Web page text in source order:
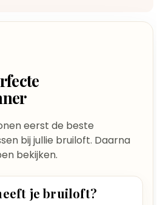
eerst de beste
bij jullie bruiloft. Daarna
bekijken.
je bruiloft?